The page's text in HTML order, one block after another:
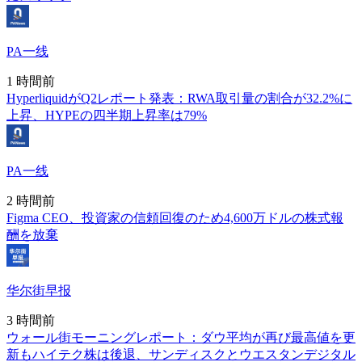
PA一线
1 時間前
HyperliquidがQ2レポート発表：RWA取引量の割合が32.2%に
上昇、HYPEの四半期上昇率は79%
PA一线
2 時間前
Figma CEO、投資家の信頼回復のため4,600万ドルの株式報
酬を放棄
华尔街早报
3 時間前
ウォール街モーニングレポート：ダウ平均が再び最高値を更
新もハイテク株は後退、サンディスクとウエスタンデジタル